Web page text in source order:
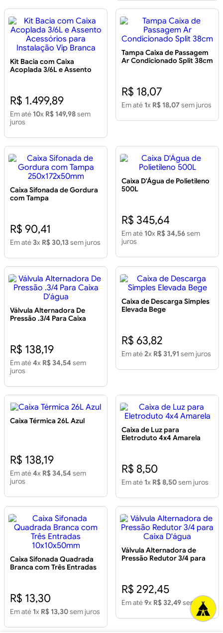
Kit Bacia com Caixa
Acoplada 3/6L e Assento
R$ 1.499,89
Em até 10x R$ 149,98sem
juros
Tampa Caixa de Passagem
Ar Condicionado Split 38cm
R$ 18,07
Em até 1x R$ 18,07 sem juros
Caixa Sifonada de Gordura
com Tampa
R$ 90,41
Em até 3x R$ 30,13sem juros
Caixa D'Água de Polietileno
500L
R$ 345,64
Em até 10x R$ 34,56sem
juros
Válvula Alternadora De
Pressão .3/4 Para Caixa
R$ 138,19
Em até4x R$ 34,54 sem
juros
Caixa de Descarga Simples
Elevada Bege
R$ 63,82
Em até2x R$ 31,91 sem juros
Caixa Térmica 26L Azul
R$ 138,19
Em até4x R$ 34,54 sem
juros
Caixa de Luz para
Eletroduto 4x4 Amarela
R$ 8,50
Em até 1x R$ 8,50sem juros
Caixa Sifonada Quadrada
Branca com Três Entradas
R$ 13,30
Em até 1x R$ 13,30sem juros
Válvula Alternadora de
Pressão Redutor 3/4 para
R$ 292,45
Em até9x R$ 32,49sem juros